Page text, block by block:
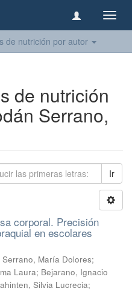
de nutrición por autor
de nutrición
Serrano,
Ir
corporal. Precisión
en escolares
Serrano, María Dolores;
Laura; Bejarano, Ignacio
Silvia Lucrecia;